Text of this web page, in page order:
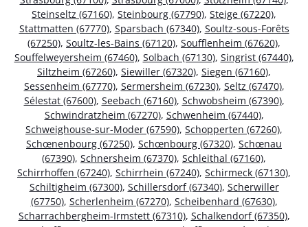
Steinseltz (67160), Steinbourg (67790), Steige (67220),
Stattmatten (67770), Sparsbach (67340), Soultz-sous-Forêts
(67250), Soultz-les-Bains (67120), Soufflenheim (67620),
Souffelweyersheim (67460), Solbach (67130), Singrist (67440),
Siltzheim (67260), Siewiller (67320), Siegen (67160),
Sessenheim (67770), Sermersheim (67230), Seltz (67470),
Sélestat (67600), Seebach (67160), Schwobsheim (67390),
Schwindratzheim (67270), Schwenheim (67440),
Schweighouse-sur-Moder (67590), Schopperten (67260),
Schœnenbourg (67250), Schœnbourg (67320), Schœnau
(67390), Schnersheim (67370), Schleithal (67160),
Schirrhoffen (67240), Schirrhein (67240), Schirmeck (67130),
Schiltigheim (67300), Schillersdorf (67340), Scherwiller
(67750), Scherlenheim (67270), Scheibenhard (67630),
Scharrachbergheim-Irmstett (67310), Schalkendorf (67350),